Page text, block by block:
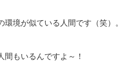
境が似ている人間です（笑）。
間もいるんですよ～！